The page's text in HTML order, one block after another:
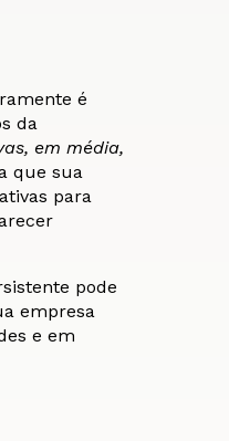
é
da
em média,
que sua
para
pode
empresa
e em